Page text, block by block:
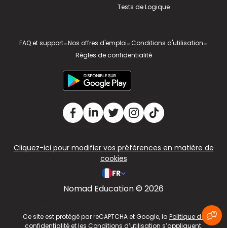
Tests de Logique
FAQ et support-Nos offres d'emploi-Conditions d'utilisation-
Règles de confidentialité
Cliquez-ici pour modifier vos préférences en matière de
cookies
FR
Nomad Education © 2026
Ce site est protégé par reCAPTCHA et Google, la Politique de
confidentialitéet les Conditions d’utilisation s’appliquent.